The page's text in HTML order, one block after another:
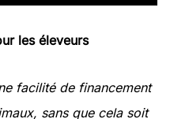
les éleveurs
facilité de financement
sans que cela soit